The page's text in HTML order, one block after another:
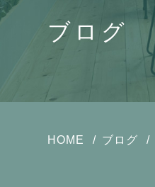
ブログ
HOME ブログ